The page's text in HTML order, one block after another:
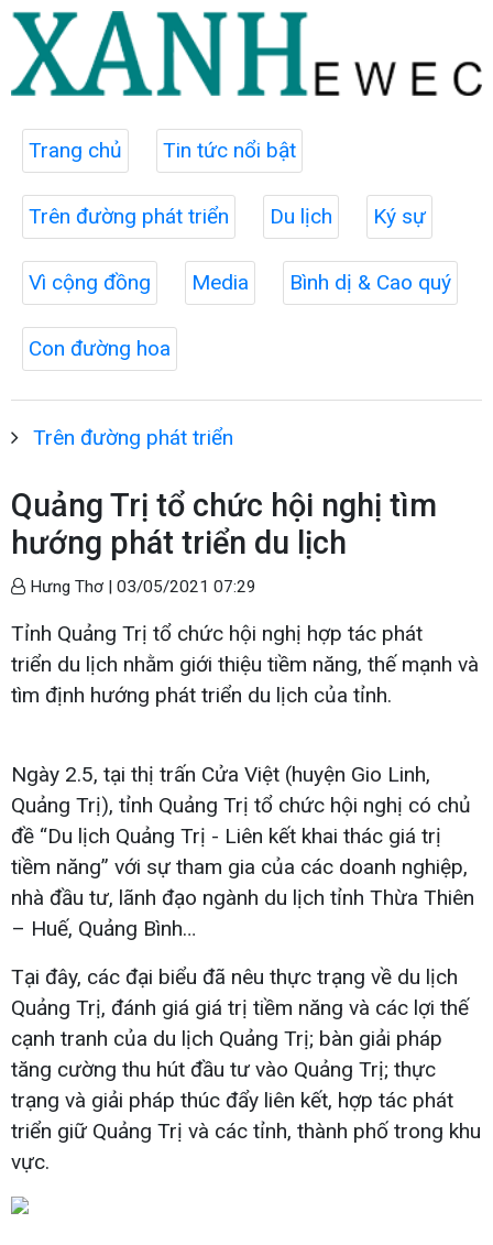
Trang chủ Tin tức nổi bật
Trên đường phát triển Du lịch Ký sự
Vì cộng đồng Media Bình dị & Cao quý
Con đường hoa
Trên đường phát triển
Quảng Trị tổ chức hội nghị tìm
hướng phát triển du lịch
Hưng Thơ | 03/05/2021 07:29
Tỉnh Quảng Trị tổ chức hội nghị hợp tác phát
triển du lịch nhằm giới thiệu tiềm năng, thế mạnh và
tìm định hướng phát triển du lịch của tỉnh.
Ngày 2.5, tại thị trấn Cửa Việt (huyện Gio Linh,
Quảng Trị), tỉnh Quảng Trị tổ chức hội nghị có chủ
đề “Du lịch Quảng Trị - Liên kết khai thác giá trị
tiềm năng” với sự tham gia của các doanh nghiệp,
nhà đầu tư, lãnh đạo ngành du lịch tỉnh Thừa Thiên
– Huế, Quảng Bình…
Tại đây, các đại biểu đã nêu thực trạng về du lịch
Quảng Trị, đánh giá giá trị tiềm năng và các lợi thế
cạnh tranh của du lịch Quảng Trị; bàn giải pháp
tăng cường thu hút đầu tư vào Quảng Trị; thực
trạng và giải pháp thúc đẩy liên kết, hợp tác phát
triển giữ Quảng Trị và các tỉnh, thành phố trong khu
vực.